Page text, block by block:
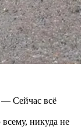
Сейчас всё
никуда не